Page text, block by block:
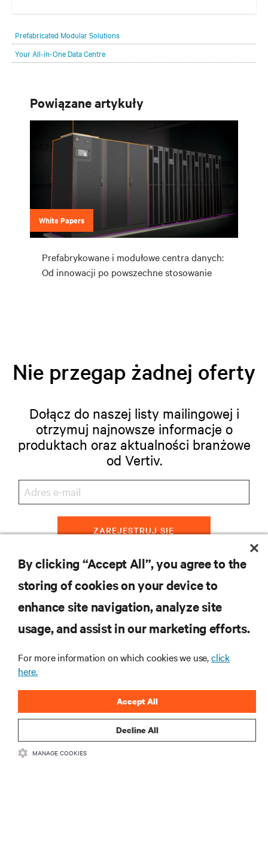
kroku tej ewolucji.
Prefabricated Modular Solutions
Your All-in-One Data Centre
Powiązane artykuły
White Papers
Prefabrykowane i modułowe centra danych:
Od innowacji po powszechne stosowanie
Nie przegap żadnej oferty
Dołącz do naszej listy mailingowej i
otrzymuj najnowsze informacje o
produktach oraz aktualności branżowe
od Vertiv.
ZAREJESTRUJ SIĘ
WSPARCIE
O NAS
DOŁĄCZ DO NAS
By clicking “Accept All”, you agree to the
storing of cookies on your device to
enhance site navigation, analyze site
usage, and assist in our marketing efforts.
For more information on which cookies we use,click
here.
Decline All
Accept All
MANAGE COOKIES